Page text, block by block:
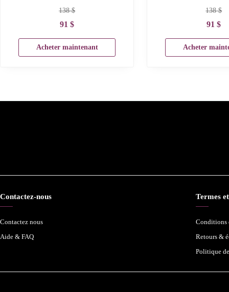
138$
91 $
Acheter maintenant
138$
91 $
Acheter
Contactez-nous
Contactez nous
Aide & FAQ
Termes
Conditions
Retours &
Politique